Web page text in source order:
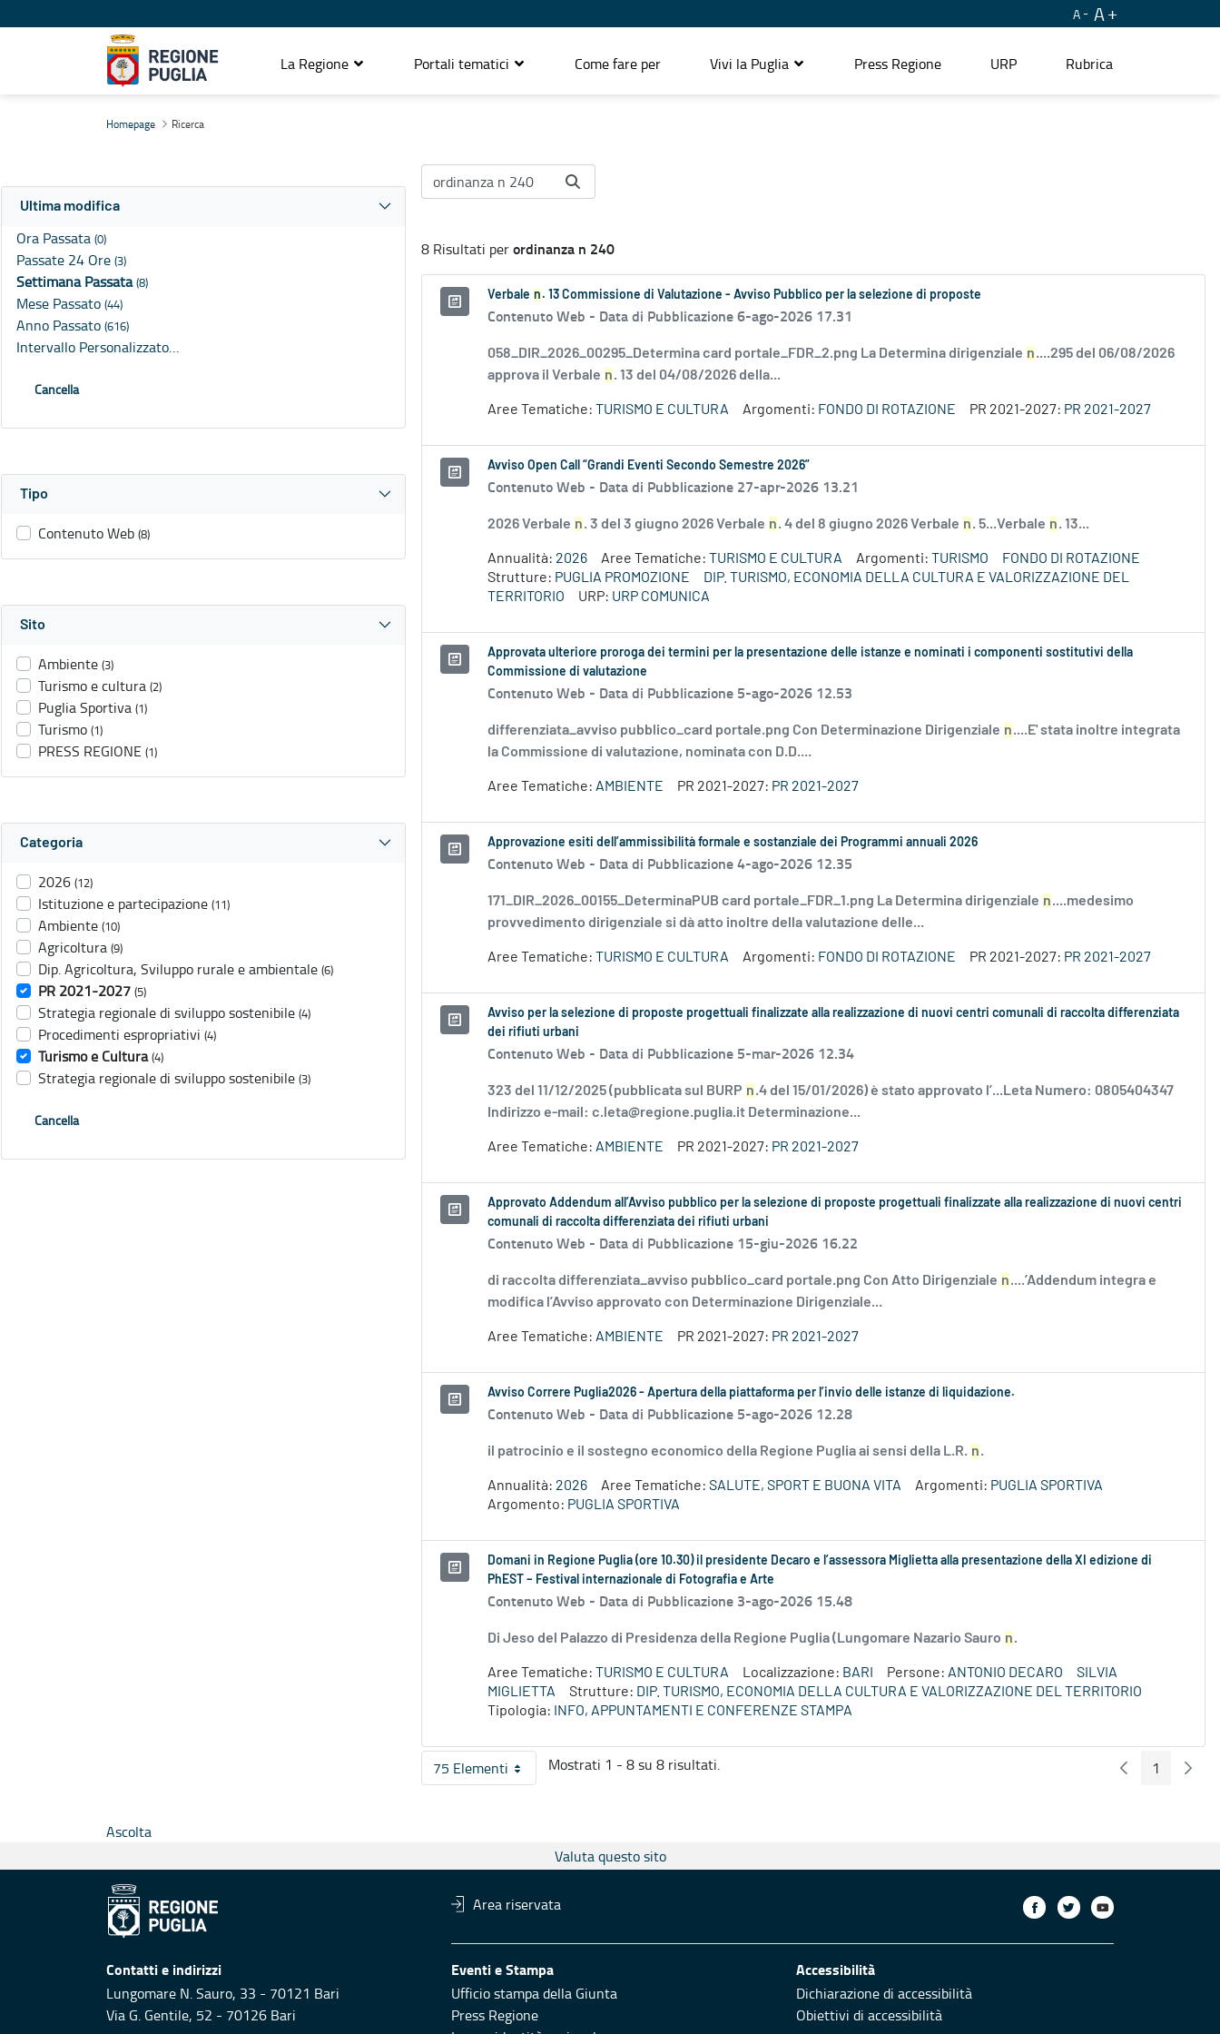
A A
La Regione Portali tematici Come fare per Vivi la Puglia Press Regione URP Rubrica
Homepage Ricerca
Ultima modifica
Ora Passata (0)
Passate 24 Ore (3)
Settimana Passata(8)
Mese Passato (44)
Anno Passato (616)
Intervallo Personalizzato…
Cancella
Tipo
Contenuto Web (8)
Sito
Ambiente (3)
Turismo e cultura (2)
Puglia Sportiva (1)
Turismo (1)
PRESS REGIONE (1)
Categoria
2026 (12)
Istituzione e partecipazione (11)
Ambiente (10)
Agricoltura (9)
Dip. Agricoltura, Sviluppo rurale e ambientale (6)
PR 2021-2027 (5)
Strategia regionale di sviluppo sostenibile (4)
Procedimenti espropriativi (4)
Turismo e Cultura (4)
Strategia regionale di sviluppo sostenibile (3)
Cancella
8 Risultati perordinanza n 240
Verbale n . 13 Commissione di Valutazione - Avviso Pubblico per la selezione di proposte
Contenuto Web - Data di Pubblicazione 6-ago-2026 17.31
058_DIR_2026_00295_Determina card portale_FDR_2.png La Determina dirigenziale n....295 del 06/08/2026
approva il Verbale n. 13 del 04/08/2026 della...
Aree Tematiche: TURISMO E CULTURA Argomenti: FONDO DI ROTAZIONE PR 2021-2027: PR 2021-2027
Avviso Open Call “Grandi Eventi Secondo Semestre 2026”
Contenuto Web - Data di Pubblicazione 27-apr-2026 13.21
2026 Verbale n. 3 del 3 giugno 2026 Verbale n. 4 del 8 giugno 2026 Verbale n. 5...Verbale n. 13...
Annualità: 2026 Aree Tematiche: TURISMO E CULTURA Argomenti: TURISMO
FONDO DI ROTAZIONE
Strutture: PUGLIA PROMOZIONE
DIP. TURISMO, ECONOMIA DELLA CULTURA E VALORIZZAZIONE DEL
TERRITORIO
URP: URP COMUNICA
Approvata ulteriore proroga dei termini per la presentazione delle istanze e nominati i componenti sostitutivi della
Commissione di valutazione
Contenuto Web - Data di Pubblicazione 5-ago-2026 12.53
differenziata_avviso pubblico_card portale.png Con Determinazione Dirigenziale n....E' stata inoltre integrata
la Commissione di valutazione, nominata con D.D....
Aree Tematiche: AMBIENTE PR 2021-2027: PR 2021-2027
Approvazione esiti dell’ammissibilità formale e sostanziale dei Programmi annuali 2026
Contenuto Web - Data di Pubblicazione 4-ago-2026 12.35
171_DIR_2026_00155_DeterminaPUB card portale_FDR_1.png La Determina dirigenziale n....medesimo
provvedimento dirigenziale si dà atto inoltre della valutazione delle...
Aree Tematiche: TURISMO E CULTURA Argomenti: FONDO DI ROTAZIONE PR 2021-2027: PR 2021-2027
Avviso per la selezione di proposte progettuali finalizzate alla realizzazione di nuovi centri comunali di raccolta differenziata
dei rifiuti urbani
Contenuto Web - Data di Pubblicazione 5-mar-2026 12.34
323 del 11/12/2025 (pubblicata sul BURP n.4 del 15/01/2026) è stato approvato l’...Leta Numero: 0805404347
Indirizzo e-mail: c.leta@regione.puglia.it Determinazione...
Aree Tematiche: AMBIENTE PR 2021-2027: PR 2021-2027
Approvato Addendum all’Avviso pubblico per la selezione di proposte progettuali finalizzate alla realizzazione di nuovi centri
comunali di raccolta differenziata dei rifiuti urbani
Contenuto Web - Data di Pubblicazione 15-giu-2026 16.22
di raccolta differenziata_avviso pubblico_card portale.png Con Atto Dirigenziale n....’Addendum integra e
modifica l’Avviso approvato con Determinazione Dirigenziale...
Aree Tematiche: AMBIENTE PR 2021-2027: PR 2021-2027
Avviso Correre Puglia2026 - Apertura della piattaforma per l’invio delle istanze di liquidazione.
Contenuto Web - Data di Pubblicazione 5-ago-2026 12.28
il patrocinio e il sostegno economico della Regione Puglia ai sensi della L.R. n.
Annualità: 2026 Aree Tematiche: SALUTE, SPORT E BUONA VITA Argomenti: PUGLIA SPORTIVA
Argomento: PUGLIA SPORTIVA
Domani in Regione Puglia (ore 10.30) il presidente Decaro e l’assessora Miglietta alla presentazione della XI edizione di
PhEST – Festival internazionale di Fotografia e Arte
Contenuto Web - Data di Pubblicazione 3-ago-2026 15.48
Di Jeso del Palazzo di Presidenza della Regione Puglia (Lungomare Nazario Sauro n.
Aree Tematiche: TURISMO E CULTURA Localizzazione: BARI Persone: ANTONIO DECARO
SILVIA
MIGLIETTA
Strutture: DIP. TURISMO, ECONOMIA DELLA CULTURA E VALORIZZAZIONE DEL TERRITORIO
Tipologia:
INFO, APPUNTAMENTI E CONFERENZE STAMPA
75 ElementiPer pagina
Mostrati 1 - 8 su 8 risultati. PaginaPagina
1
Ascolta
Valuta questo sito
Area riservata
Contatti e indirizzi
Lungomare N. Sauro, 33 - 70121 Bari
Via G. Gentile, 52 - 70126 Bari
Eventi e Stampa
Ufficio stampa della Giunta
Press Regione
Accessibilità
Dichiarazione di accessibilità
Obiettivi di accessibilità